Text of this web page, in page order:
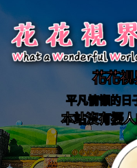
content
花花視
平凡慵懶的日
本站沒有擾